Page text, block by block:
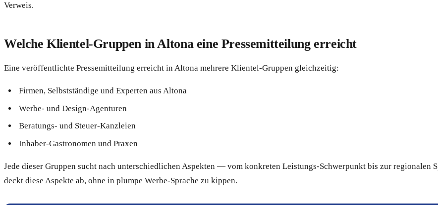
Verweis.
Welche Klientel-Gruppen in Altona eine Pressemitteilung erreicht
Eine veröffentlichte Pressemitteilung erreicht in Altona mehrere Klientel-Gruppen gleichzeitig:
Firmen, Selbstständige und Experten aus Altona
Werbe- und Design-Agenturen
Beratungs- und Steuer-Kanzleien
Inhaber-Gastronomen und Praxen
Jede dieser Gruppen sucht nach unterschiedlichen Aspekten — vom konkreten Leistungs-Schwerpunkt bis zur regionalen
deckt diese Aspekte ab, ohne in plumpe Werbe-Sprache zu kippen.